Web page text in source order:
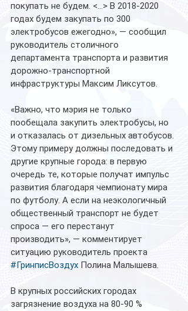
покупать не будем. <…> В 2018-2020
годах будем закупать по 300
электробусов ежегодно», — сообщил
руководитель столичного
департамента транспорта и развития
дорожно-транспортной
инфраструктуры Максим Ликсутов.
«Важно, что мэрия не только
пообещала закупить электробусы, но
и отказалась от дизельных автобусов.
Этому примеру должны последовать и
другие крупные города: в первую
очередь те, которые получат импульс
развития благодаря чемпионату мира
по футболу. А если на неэкологичный
общественный транспорт не будет
спроса — его перестанут
производить», — комментирует
ситуацию руководитель проекта
#ГринписВоздух Полина Малышева.
В крупных российских городах
загрязнение воздуха на 80-90 %